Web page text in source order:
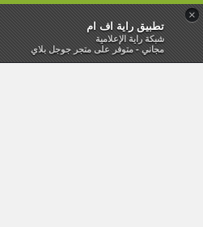
×
تطبيق راية اف ام
شبكة راية الإعلامية
مجاني - متوفر على متجر جوجل بلاي